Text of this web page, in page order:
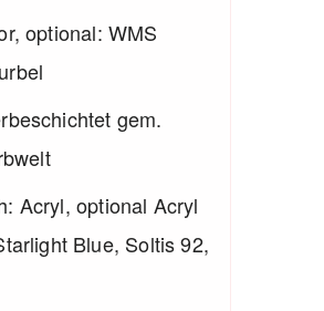
optional: WMS
gem.
Acryl, optional Acryl
Blue, Soltis 92,